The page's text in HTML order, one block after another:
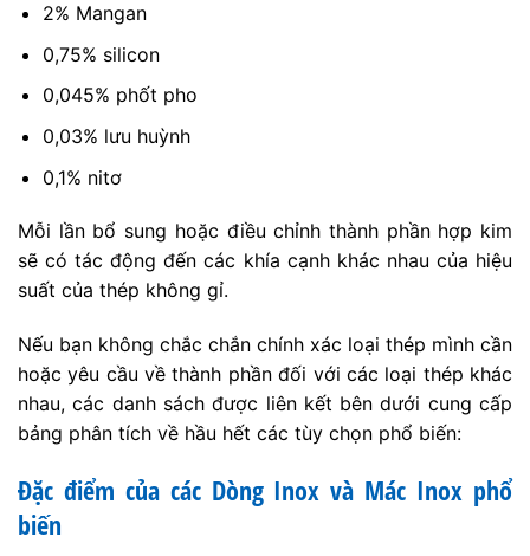
2% Mangan
0,75% silicon
0,045% phốt pho
0,03% lưu huỳnh
0,1% nitơ
Mỗi lần bổ sung hoặc điều chỉnh thành phần hợp kim
sẽ có tác động đến các khía cạnh khác nhau của hiệu
suất của thép không gỉ.
Nếu bạn không chắc chắn chính xác loại thép mình cần
hoặc yêu cầu về thành phần đối với các loại thép khác
nhau, các danh sách được liên kết bên dưới cung cấp
bảng phân tích về hầu hết các tùy chọn phổ biến:
Đặc điểm của các Dòng Inox và Mác Inox phổ
biến